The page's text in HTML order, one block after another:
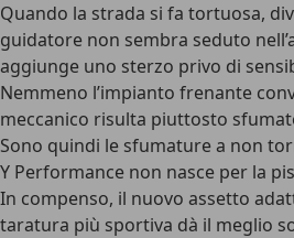
Quando la strada si fa tortuosa,
guidatore non sembra seduto
aggiunge uno sterzo privo di
Nemmeno l’impianto frenante
meccanico risulta piuttosto
Sono quindi le sfumature a non
Y Performance non nasce per la
In compenso, il nuovo assetto
taratura più sportiva dà il meglio